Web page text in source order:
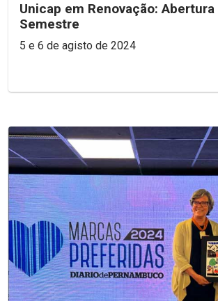
Unicap em Renovação: Abertura
Semestre